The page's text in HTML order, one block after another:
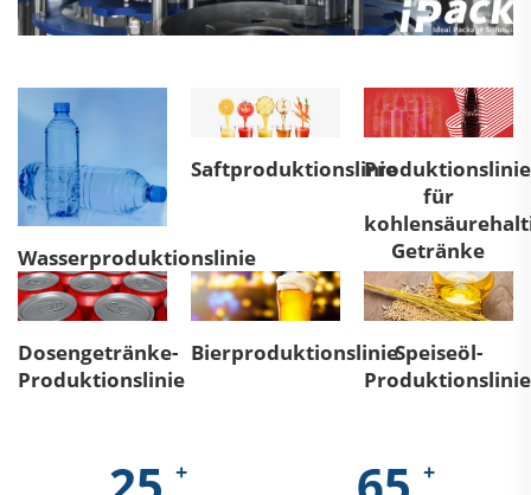
Wasserproduktionslinie
SaftproduktionslinieProduktionslinie
für
Getränke
Dosengetränke-
Produktionslinie
BierproduktionslinieSpeiseöl-
Produktionslinie